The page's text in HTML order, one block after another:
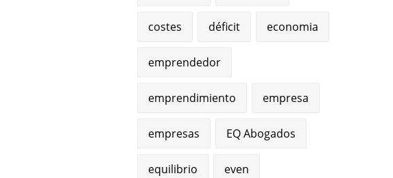
costes déficit economia
emprendedor
emprendimiento empresa
empresas EQ Abogados
equilibrio even